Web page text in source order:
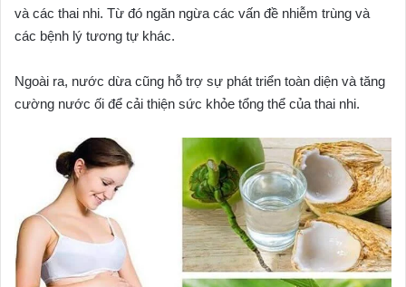
và các thai nhi. Từ đó ngăn ngừa các vấn đề nhiễm trùng và
các bệnh lý tương tự khác.
Ngoài ra, nước dừa cũng hỗ trợ sự phát triển toàn diện và tăng
cường nước ối để cải thiện sức khỏe tổng thể của thai nhi.